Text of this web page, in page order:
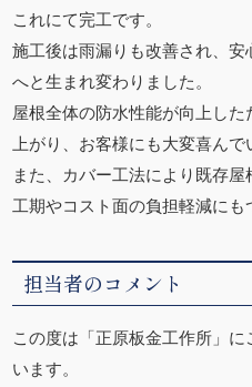
これにて完工です。
施工後は雨漏りも改善され、
へと生まれ変わりました。
屋根全体の防水性能が向上し
上がり、お客様にも大変喜んで
また、カバー工法により既存屋
工期やコスト面の負担軽減にも
担当者のコメント
この度は「正原板金工作所」
います。